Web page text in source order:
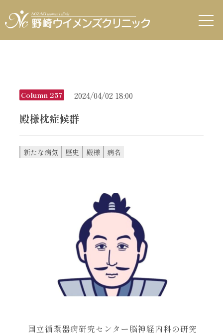
Column 257 2024/04/02 18:00
殿様枕症候群
新たな病気 歴史 殿様 病名
国立循環器病研究センター脳神経内科の研究